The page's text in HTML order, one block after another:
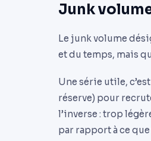
Junk
Le junk volume
et du temps, mais
Une série utile,
réserve) pour
l’inverse : trop
par rapport à ce